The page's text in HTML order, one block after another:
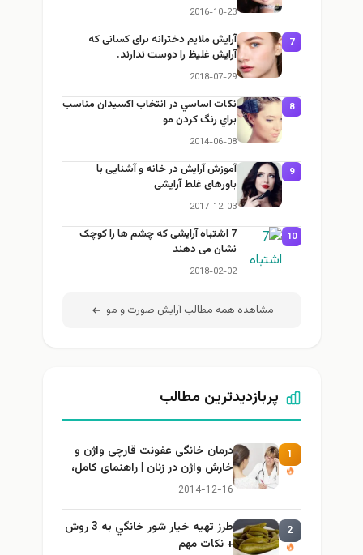
2016-10-23
7
آرایش ملایم دخترانه برای کسانی که
آرایش غلیظ را دوست ندارند.
2018-07-29
8
نكات اساسي در انتخاب اكسيدان مناسب
براي رنگ كردن مو
2014-06-08
9
آموزش آرایش در خانه و آشنایی با
باورهای غلط آرایشی
2017-12-03
10
7 اشتباه آرایشی که چشم ها را کوچک
نشان می دهند
2018-02-02
مشاهده همه مطالب آرايش صورت و مو
پربازدیدترین مطالب
1
درمان خانگی عفونت قارچی واژن و
خارش واژن در زنان | راهنمای کامل،
ایمن و کاربردی
2014-12-16
2
طرز تهيه خیار شور خانگي به 3 روش
+ نكات مهم